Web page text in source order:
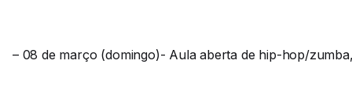
– 08 de março (domingo)- Aula aberta de hip-hop/